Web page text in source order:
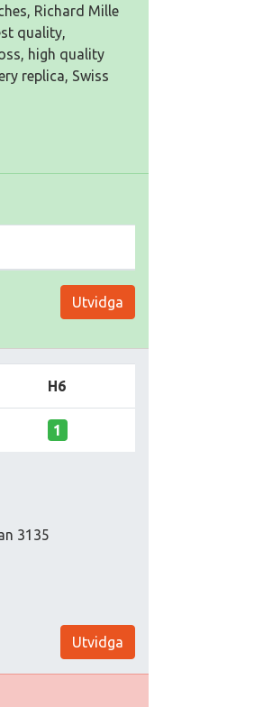
Richard Mille
quality,
high quality
replica, Swiss
Utvidga
H6
1
3135
Utvidga